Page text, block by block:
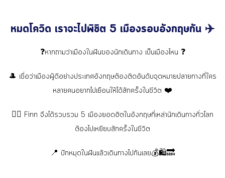
หมดโควิด เราจะไปพิชิต 5 เมืองรอบอังกฤษกัน ✈️
❓หากถามว่าเมืองในฝันของนักเดินทาง เป็นเมืองไหน ❓
🎩 เชื่อว่าเมืองผู้ดีอย่างประเทศอังกฤษต้องติดอันดับจุดหมายปลายทางที่ใคร
หลายคนอยากไปเยือนให้ได้สักครั้งในชีวิต ❤️
👉🏼 Finn จึงได้รวบรวม 5 เมืองยอดฮิตในอังกฤษที่เหล่านักเดินทางทั่วโลก
ต้องไปเหยียบสักครั้งในชีวิต
📍 ปักหมุดในฝันแล้วเดินทางไปกันเลย💰🛍🔜